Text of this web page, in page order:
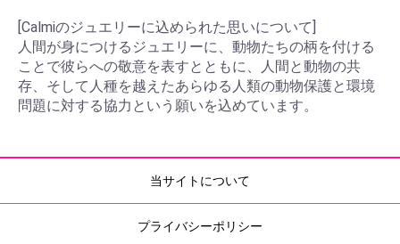
[Calmiのジュエリーに込められた思いについて]
人間が身につけるジュエリーに、動物たちの柄を付ける
ことで彼らへの敬意を表すとともに、人間と動物の共
存、そして人種を越えたあらゆる人類の動物保護と環境
問題に対する協力という願いを込めています。
当サイトについて
プライバシーポリシー